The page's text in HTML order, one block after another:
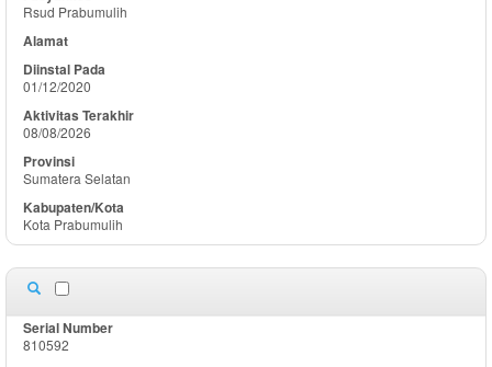
Rsud Prabumulih
01/12/2020
08/08/2026
Sumatera Selatan
Kota Prabumulih
810592